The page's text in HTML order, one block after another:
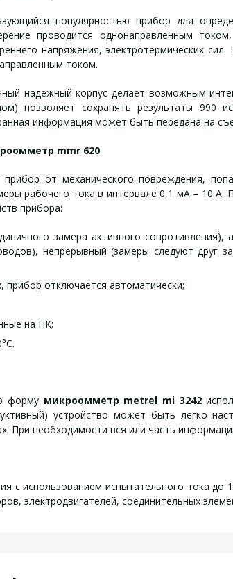
популярностью прибор для
проводится однонаправленным
напряжения, электротермических
током.
надежный корпус делает возможным
позволяет сохранять результаты 990
информация может быть передана на
mmr 620
от механического повреждения,
рабочего тока в интервале 0,1 мА – 10 А.
прибора:
замера активного
непрерывный (замеры следуют
прибор отключается автоматически;
на ПК;
форму микроомметр metrel mi 3242
устройство может быть легко
При необходимости вся или часть
с использованием испытательного тока
электродвигателей, соединительных